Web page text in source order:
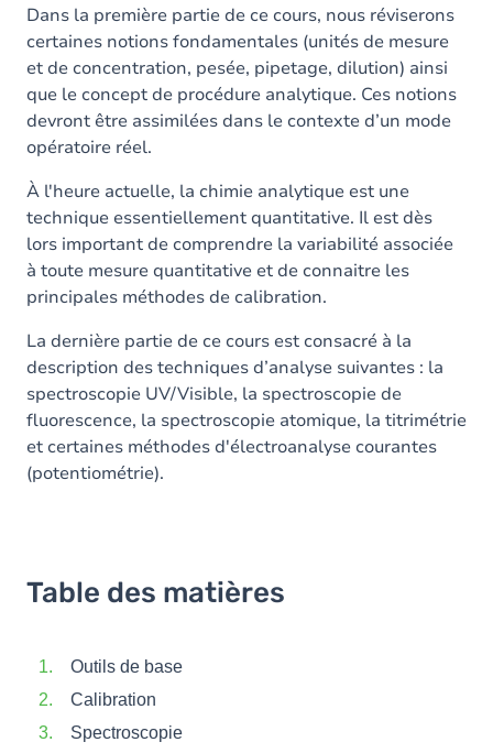
Dans la première partie de ce cours, nous réviserons
certaines notions fondamentales (unités de mesure
et de concentration, pesée, pipetage, dilution) ainsi
que le concept de procédure analytique. Ces notions
devront être assimilées dans le contexte d’un mode
opératoire réel.
À l'heure actuelle, la chimie analytique est une
technique essentiellement quantitative. Il est dès
lors important de comprendre la variabilité associée
à toute mesure quantitative et de connaitre les
principales méthodes de calibration.
La dernière partie de ce cours est consacré à la
description des techniques d’analyse suivantes : la
spectroscopie UV/Visible, la spectroscopie de
fluorescence, la spectroscopie atomique, la titrimétrie
et certaines méthodes d'électroanalyse courantes
(potentiométrie).
Table des matières
Outils de base
Calibration
Spectroscopie